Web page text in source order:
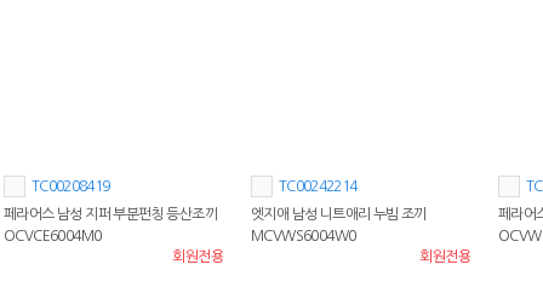
TC00208419
페라어스 남성 지퍼 부분펀칭 등산조끼
OCVCE6004M0
회원전용
TC00242214
엣지애 남성 니트애리 누빔 조끼
MCVWS6004W0
회원전용
페라어